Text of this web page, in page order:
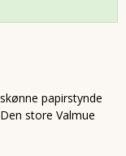
papirstynde
store Valmue